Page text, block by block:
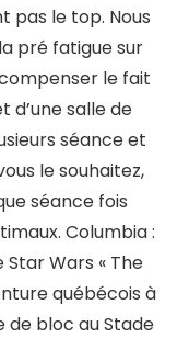
pas le top. Nous
pré fatigue sur
le fait
d’une salle de
séance et
le souhaitez,
séance fois
Columbia :
Wars « The
québécois à
de bloc au Stade